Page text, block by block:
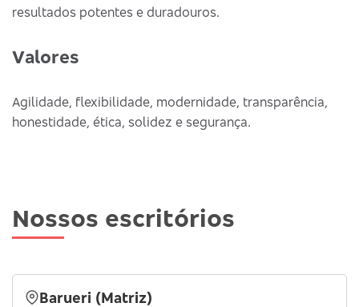
resultados potentes e duradouros.
Valores
Agilidade, flexibilidade, modernidade, transparência,
honestidade, ética, solidez e segurança.
Nossos escritórios
Barueri (Matriz)